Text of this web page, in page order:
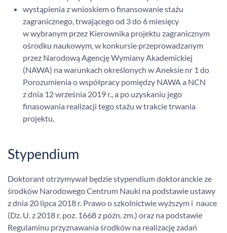
wystąpienia z wnioskiem o finansowanie stażu
zagranicznego, trwającego od 3 do 6 miesięcy
w wybranym przez Kierownika projektu zagranicznym
ośrodku naukowym, w konkursie przeprowadzanym
przez Narodową Agencję Wymiany Akademickiej
(NAWA) na warunkach określonych w Aneksie nr 1 do
Porozumienia o współpracy pomiędzy NAWA a NCN
z dnia 12 września 2019 r., a po uzyskaniu jego
finasowania realizacji tego stażu w trakcie trwania
projektu.
Stypendium
Doktorant otrzymywał będzie stypendium doktoranckie ze
środków Narodowego Centrum Nauki na podstawie ustawy
z dnia 20 lipca 2018 r. Prawo o szkolnictwie wyższym i nauce
(Dz. U. z 2018 r. poz. 1668 z późn. zm.) oraz na podstawie
Regulaminu przyznawania środków na realizację zadań